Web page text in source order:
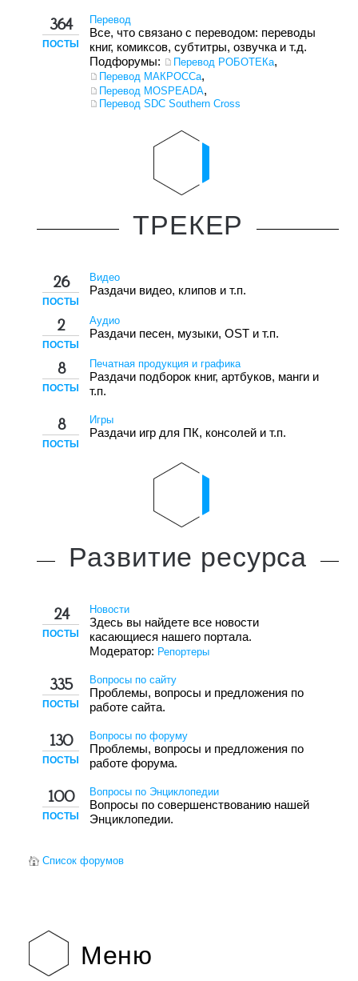
364
ПОСТЫ
Перевод
Все, что связано с переводом: переводы
книг, комиксов, субтитры, озвучка и т.д.
Подфорумы: Перевод РОБОТЕКа,
Перевод МАКРОССа,
Перевод MOSPEADA,
Перевод SDC Southern Cross
ТРЕКЕР
26
ПОСТЫ
Видео
Раздачи видео, клипов и т.п.
2
ПОСТЫ
Аудио
Раздачи песен, музыки, OST и т.п.
8
ПОСТЫ
Печатная продукция и графика
Раздачи подборок книг, артбуков, манги и
т.п.
8
ПОСТЫ
Игры
Раздачи игр для ПК, консолей и т.п.
Развитие ресурса
24
ПОСТЫ
Новости
Здесь вы найдете все новости
касающиеся нашего портала.
Модератор: Репортеры
335
ПОСТЫ
Вопросы по сайту
Проблемы, вопросы и предложения по
работе сайта.
130
ПОСТЫ
Вопросы по форуму
Проблемы, вопросы и предложения по
работе форума.
100
ПОСТЫ
Вопросы по Энциклопедии
Вопросы по совершенствованию нашей
Энциклопедии.
Список форумов
Меню